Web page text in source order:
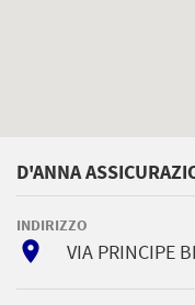
D'ANNA
INDIRIZZO
room VIA PRINCIPE